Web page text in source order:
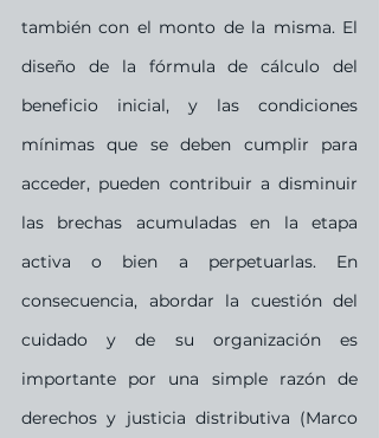
también con el monto de la misma. El
diseño de la fórmula de cálculo del
beneficio inicial, y las condiciones
mínimas que se deben cumplir para
acceder, pueden contribuir a disminuir
las brechas acumuladas en la etapa
activa o bien a perpetuarlas. En
consecuencia, abordar la cuestión del
cuidado y de su organización es
importante por una simple razón de
derechos y justicia distributiva (Marco